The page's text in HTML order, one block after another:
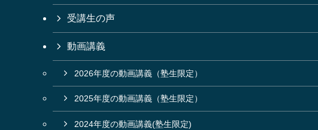
受講生の声
動画講義
2026年度の動画講義（塾生限定）
2025年度の動画講義（塾生限定）
2024年度の動画講義(塾生限定)